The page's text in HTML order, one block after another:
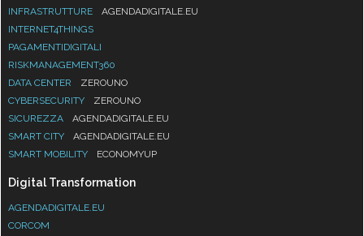
INFRASTRUTTURE
AGENDADIGITALE.EU
INTERNET4THINGS
PAGAMENTIDIGITALI
RISKMANAGEMENT360
DATA CENTER
ZEROUNO
CYBERSECURITY
ZEROUNO
SICUREZZA
AGENDADIGITALE.EU
SMART CITY
AGENDADIGITALE.EU
SMART MOBILITY
ECONOMYUP
Digital Transformation
AGENDADIGITALE.EU
CORCOM